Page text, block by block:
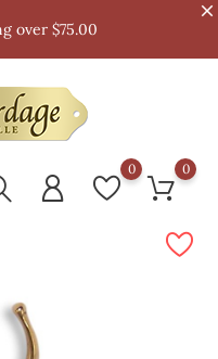
over $75.00
0 0